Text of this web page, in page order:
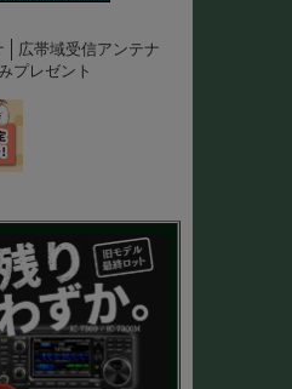
広帯域受信アンテナ
プレゼント